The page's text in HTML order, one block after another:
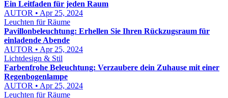
Ein Leitfaden für jeden Raum
AUTOR • Apr 25, 2024
Leuchten für Räume
Pavillonbeleuchtung: Erhellen Sie Ihren Rückzugsraum für
einladende Abende
AUTOR • Apr 25, 2024
Lichtdesign & Stil
Farbenfrohe Beleuchtung: Verzaubere dein Zuhause mit einer
Regenbogenlampe
AUTOR • Apr 25, 2024
Leuchten für Räume